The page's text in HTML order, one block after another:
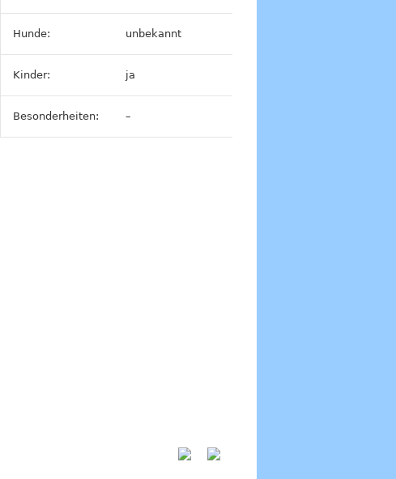
Hunde: unbekannt
Kinder: ja
Besonderheiten: –